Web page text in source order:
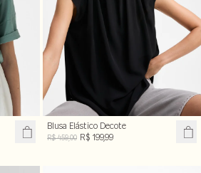
Blusa Elástico Decote
R$ 459,00 R$ 199,99